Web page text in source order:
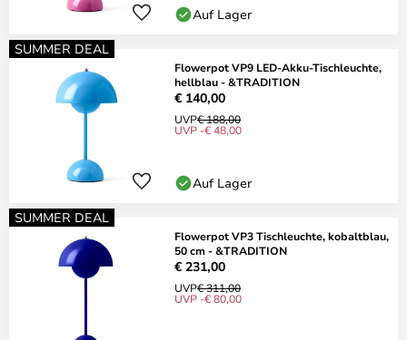
Auf Lager
SUMMER DEAL
Flowerpot VP9 LED-Akku-Tischleuchte,
hellblau - &TRADITION
€ 140,00
UVP€ 188,00
UVP -€ 48,00
Auf Lager
SUMMER DEAL
Flowerpot VP3 Tischleuchte, kobaltblau,
50 cm - &TRADITION
€ 231,00
UVP€ 311,00
UVP -€ 80,00